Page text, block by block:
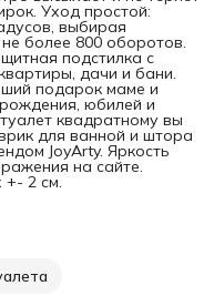
Уход простой:
выбирая
более 800 оборотов.
подстилка с
дачи и бани.
подарок маме и
юбилей и
квадратному вы
для ванной и штора
JoyArty. Яркость
на сайте.
+- 2 см.